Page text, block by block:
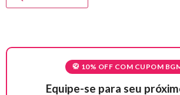
🥋 10% OFF COM CUPOM
Equipe-se para seu